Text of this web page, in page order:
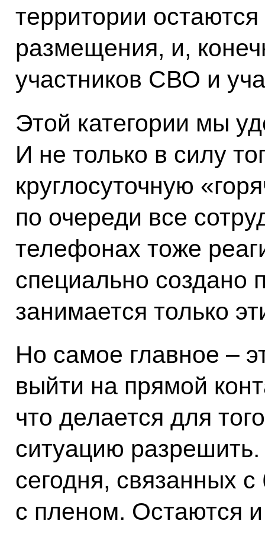
территории
размещения, и,
участников СВО и
Этой категории мы
И не только в силу
круглосуточную
по очереди все
телефонах тоже
специально создано
занимается только
Но самое главное –
выйти на прямой
что делается для
ситуацию
сегодня, связанных
с пленом. Остаются